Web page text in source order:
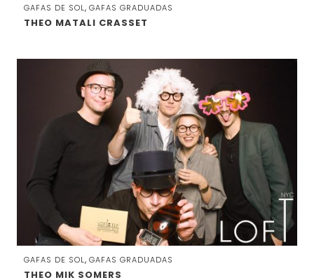
GAFAS DE SOL, GAFAS GRADUADAS
THEO MATALI CRASSET
GAFAS DE SOL, GAFAS GRADUADAS
THEO MIK SOMERS